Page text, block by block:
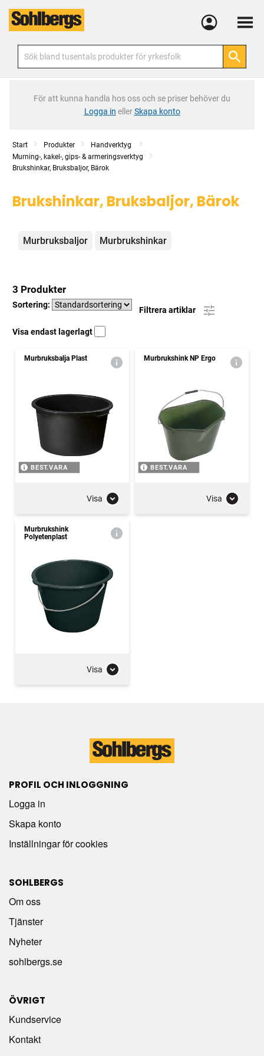
Meny
För att kunna handla hos oss och se priser behöver du
Logga in ellerSkapa konto
Start Produkter
Handverktyg
Murning-, kakel-, gips- & armeringsverktyg
Brukshinkar, Bruksbaljor, Bärok
Brukshinkar, Bruksbaljor, Bärok
Kategorier
Murbruksbaljor Murbrukshinkar
3 Produkter
Sortering:
Filtrera artiklar
Visa endast lagerlagt
Murbruksbalja Plast
BEST.VARA
Visa
Murbrukshink NP Ergo
BEST.VARA
Visa
Murbrukshink
Polyetenplast
Visa
PROFIL OCH INLOGGNING
Logga in
Skapa konto
Inställningar för cookies
SOHLBERGS
Om oss
Tjänster
Nyheter
sohlbergs.se
ÖVRIGT
Kundservice
Kontakt